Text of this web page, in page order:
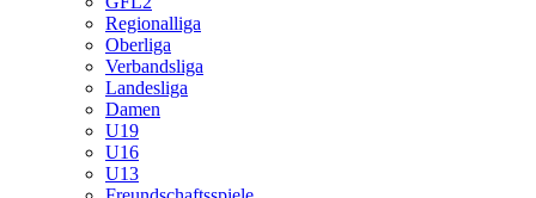
Regionalliga
Oberliga
Verbandsliga
Landesliga
Damen
U19
U16
U13